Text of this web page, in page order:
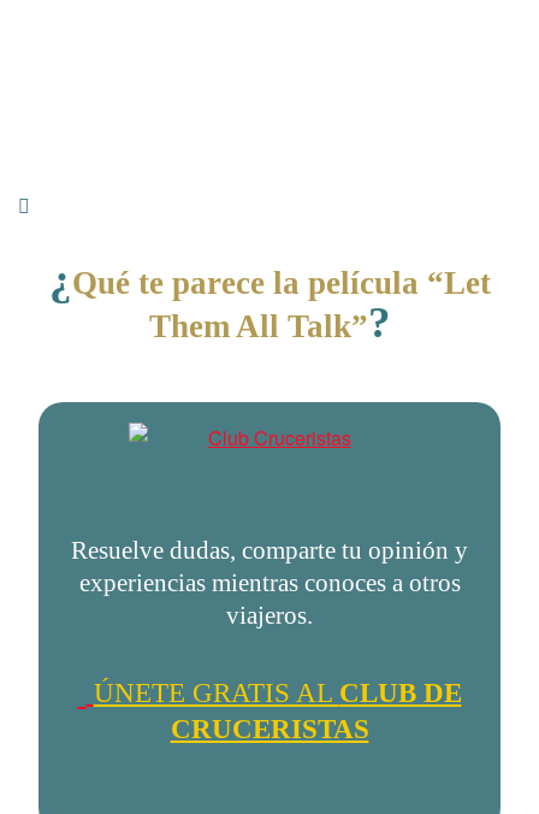
¿ Qué te parece la película “Let
Them All Talk”?
Resuelve dudas, comparte tu opinión y
experiencias mientras conoces a otros
viajeros.
ÚNETE GRATIS AL CLUB DE
CRUCERISTAS